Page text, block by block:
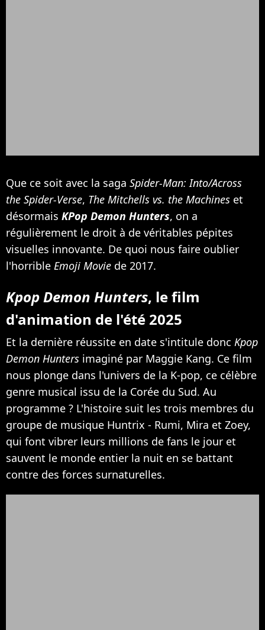
Que ce soit avec la saga Spider-Man: Into/Across
the Spider-Verse, The Mitchells vs. the Machines et
désormais KPop Demon Hunters, on a
régulièrement le droit à de véritables pépites
visuelles innovante. De quoi nous faire oublier
l'horrible Emoji Movie de 2017.
Kpop Demon Hunters, le film
d'animation de l'été 2025
Et la dernière réussite en date s'intitule donc Kpop
Demon Hunters imaginé par Maggie Kang. Ce film
nous plonge dans l'univers de la K-pop, ce célèbre
genre musical issu de la Corée du Sud. Au
programme ? L'histoire suit les trois membres du
groupe de musique Huntrix - Rumi, Mira et Zoey,
qui font vibrer leurs millions de fans le jour et
sauvent le monde entier la nuit en se battant
contre des forces surnaturelles.